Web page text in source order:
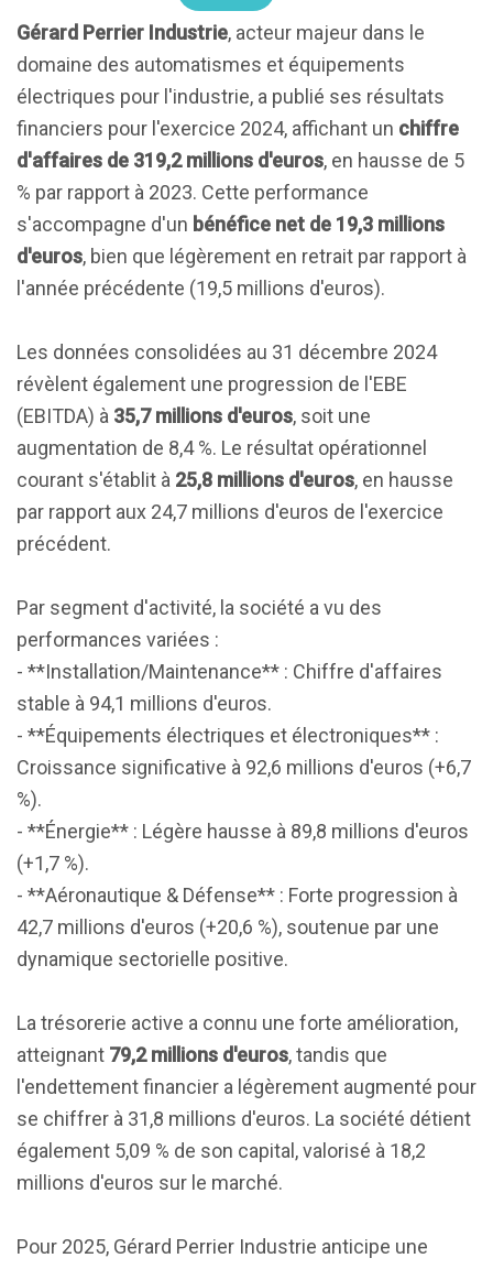
Gérard Perrier Industrie, acteur majeur dans le
domaine des automatismes et équipements
électriques pour l'industrie, a publié ses résultats
financiers pour l'exercice 2024, affichant un chiffre
d'affaires de 319,2 millions d'euros, en hausse de 5
% par rapport à 2023. Cette performance
s'accompagne d'un bénéfice net de 19,3 millions
d'euros, bien que légèrement en retrait par rapport à
l'année précédente (19,5 millions d'euros).
Les données consolidées au 31 décembre 2024
révèlent également une progression de l'EBE
(EBITDA) à 35,7 millions d'euros, soit une
augmentation de 8,4 %. Le résultat opérationnel
courant s'établit à 25,8 millions d'euros, en hausse
par rapport aux 24,7 millions d'euros de l'exercice
précédent.
Par segment d'activité, la société a vu des
performances variées :
- **Installation/Maintenance** : Chiffre d'affaires
stable à 94,1 millions d'euros.
- **Équipements électriques et électroniques** :
Croissance significative à 92,6 millions d'euros (+6,7
%).
- **Énergie** : Légère hausse à 89,8 millions d'euros
(+1,7 %).
- **Aéronautique & Défense** : Forte progression à
42,7 millions d'euros (+20,6 %), soutenue par une
dynamique sectorielle positive.
La trésorerie active a connu une forte amélioration,
atteignant 79,2 millions d'euros, tandis que
l'endettement financier a légèrement augmenté pour
se chiffrer à 31,8 millions d'euros. La société détient
également 5,09 % de son capital, valorisé à 18,2
millions d'euros sur le marché.
Pour 2025, Gérard Perrier Industrie anticipe une